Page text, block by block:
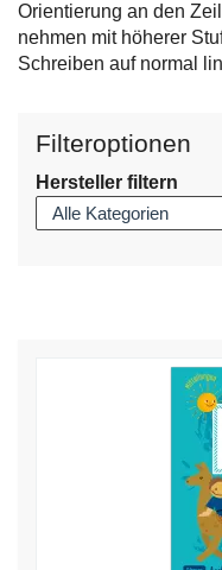
Orientierung an den
nehmen mit höherer
Schreiben auf normal
Filteroptionen
Hersteller filtern